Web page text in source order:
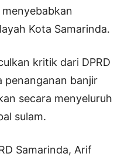
Kota Samarinda.
kritik dari DPRD
penanganan banjir
secara menyeluruh
sulam.
Samarinda, Arif